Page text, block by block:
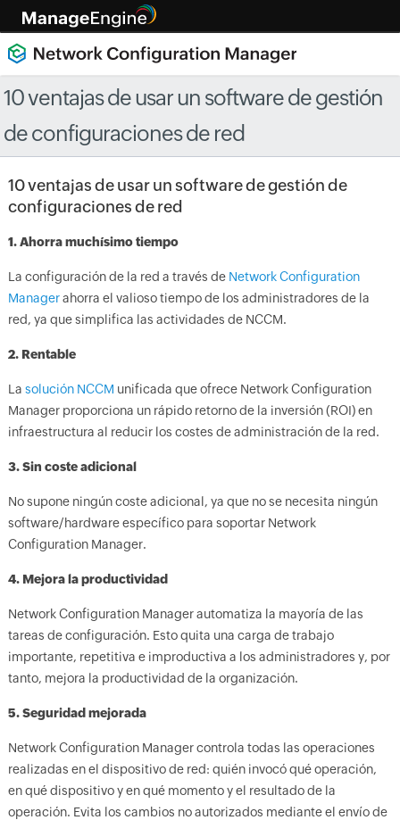
10 ventajas de usar un software de gestión
de configuraciones de red
10 ventajas de usar un software de gestión de
configuraciones de red
1. Ahorra muchísimo tiempo
La configuración de la red a través de Network Configuration
Managerahorra el valioso tiempo de los administradores de la
red, ya que simplifica las actividades de NCCM.
2. Rentable
La solución NCCM unificada que ofrece Network Configuration
Manager proporciona un rápido retorno de la inversión (ROI) en
infraestructura al reducir los costes de administración de la red.
3. Sin coste adicional
No supone ningún coste adicional, ya que no se necesita ningún
software/hardware específico para soportar Network
Configuration Manager.
4. Mejora la productividad
Network Configuration Manager automatiza la mayoría de las
tareas de configuración. Esto quita una carga de trabajo
importante, repetitiva e improductiva a los administradores y, por
tanto, mejora la productividad de la organización.
5. Seguridad mejorada
Network Configuration Manager controla todas las operaciones
realizadas en el dispositivo de red: quién invocó qué operación,
en qué dispositivo y en qué momento y el resultado de la
operación. Evita los cambios no autorizados mediante el envío de